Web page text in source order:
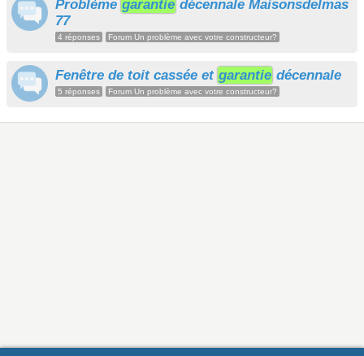
Problème garantie décennale Maisonsdelmas
77
4 réponses Forum Un problème avec votre constructeur?
Fenêtre de toit cassée et garantie décennale
5 réponses Forum Un problème avec votre constructeur?